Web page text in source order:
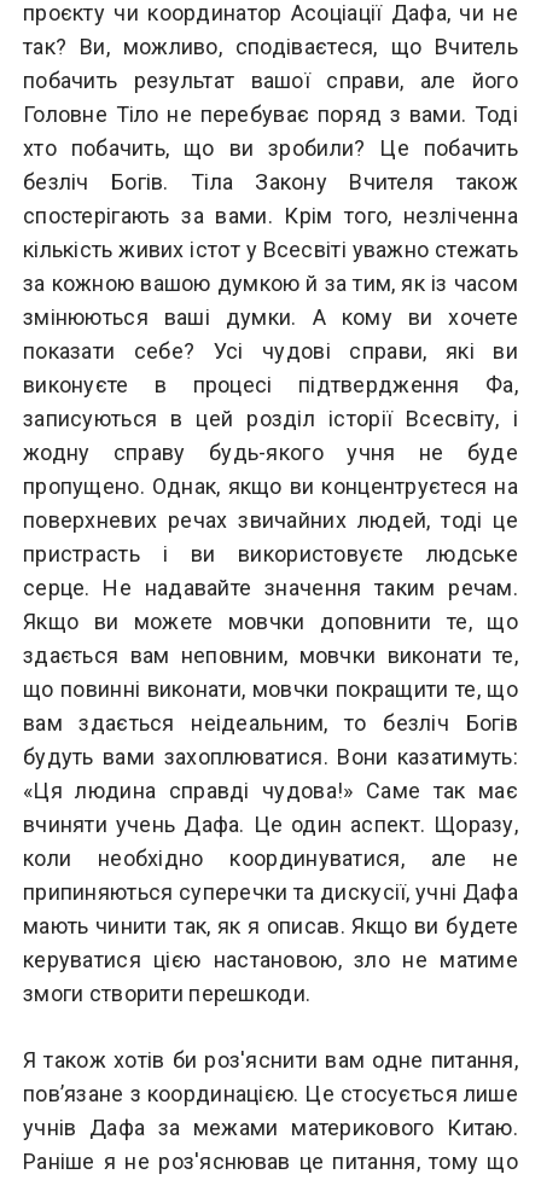
проєкту чи координатор Асоціації Дафа, чи не
так? Ви, можливо, сподіваєтеся, що Вчитель
побачить результат вашої справи, але його
Головне Тіло не перебуває поряд з вами. Тоді
хто побачить, що ви зробили? Це побачить
безліч Богів. Тіла Закону Вчителя також
спостерігають за вами. Крім того, незліченна
кількість живих істот у Всесвіті уважно стежать
за кожною вашою думкою й за тим, як із часом
змінюються ваші думки. А кому ви хочете
показати себе? Усі чудові справи, які ви
виконуєте в процесі підтвердження Фа,
записуються в цей розділ історії Всесвіту, і
жодну справу будь-якого учня не буде
пропущено. Однак, якщо ви концентруєтеся на
поверхневих речах звичайних людей, тоді це
пристрасть і ви використовуєте людське
серце. Не надавайте значення таким речам.
Якщо ви можете мовчки доповнити те, що
здається вам неповним, мовчки виконати те,
що повинні виконати, мовчки покращити те, що
вам здається неідеальним, то безліч Богів
будуть вами захоплюватися. Вони казатимуть:
«Ця людина справді чудова!» Саме так має
вчиняти учень Дафа. Це один аспект. Щоразу,
коли необхідно координуватися, але не
припиняються суперечки та дискусії, учні Дафа
мають чинити так, як я описав. Якщо ви будете
керуватися цією настановою, зло не матиме
змоги створити перешкоди.
Я також хотів би роз'яснити вам одне питання,
пов’язане з координацією. Це стосується лише
учнів Дафа за межами материкового Китаю.
Раніше я не роз'яснював це питання, тому що